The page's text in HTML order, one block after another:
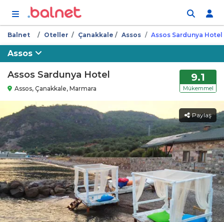
Balnet Oteller Çanakkale Assos Assos Sardunya Hotel
Assos
Assos Sardunya Hotel
Assos, Çanakkale, Marmara
9.1
Mükemmel
Paylaş